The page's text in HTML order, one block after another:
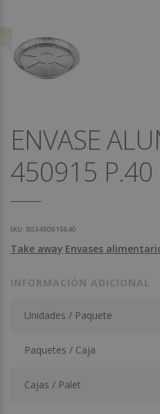
ENVASE
450915
SKU: 803450915640
Take away Envases
INFORMACIÓN ADICIONAL
Unidades / Paquete
Paquetes / Caja
Cajas / Palet